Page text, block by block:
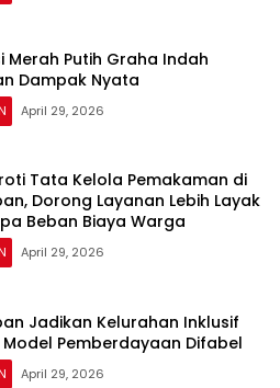
Merah Putih Graha Indah
Dampak Nyata
April 29, 2026
Tata Kelola Pemakaman di
Dorong Layanan Lebih Layak
Beban Biaya Warga
April 29, 2026
Jadikan Kelurahan Inklusif
Pemberdayaan Difabel
April 29, 2026